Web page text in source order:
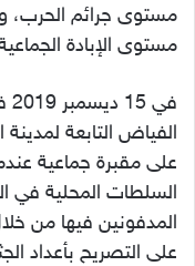
مستوى جرائم الحرب،
مستوى الإبادة
الفياض التابعة لمدينة
على مقبرة جماعية
السلطات المحلية في
المدفونين فيها من
على التصريح بأعداد